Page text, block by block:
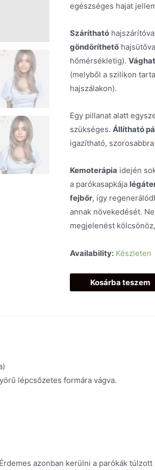
egészséges hajat
Szárítható
göndöríthető
hőmérsékletig).
(melyből a szilikon
hajszálakon).
Egy pillanat alatt
szükséges. Állítható
igazítható,
Kemoterápia idején
a parókasapkája
fejbőr, így
annak növekedését.
megjelenést
Availability: Készleten
Kosárba teszem
lépcsőzetes formára vágva.
azonban kerülni a parókák